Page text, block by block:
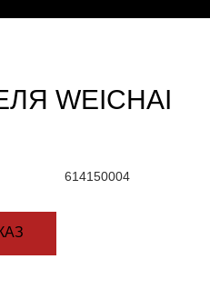
WEICHAI
614150004